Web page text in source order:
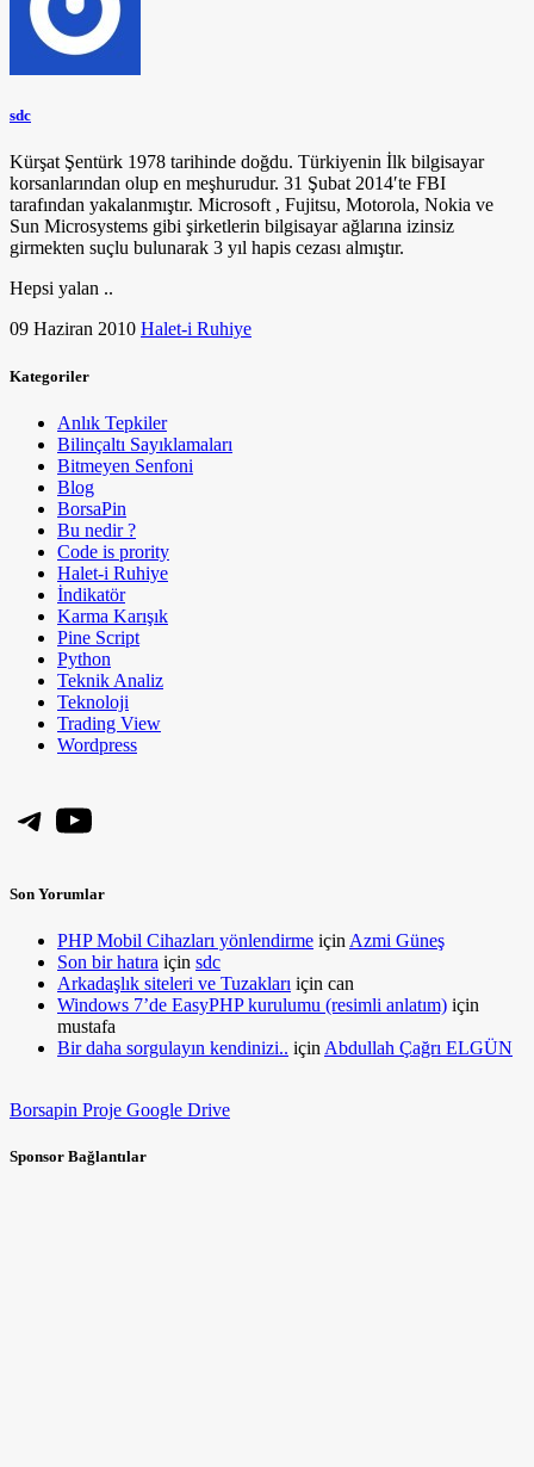
sdc
Kürşat Şentürk 1978 tarihinde doğdu. Türkiyenin İlk bilgisayar
korsanlarından olup en meşhurudur. 31 Şubat 2014′te FBI
tarafından yakalanmıştır. Microsoft , Fujitsu, Motorola, Nokia ve
Sun Microsystems gibi şirketlerin bilgisayar ağlarına izinsiz
girmekten suçlu bulunarak 3 yıl hapis cezası almıştır.
Hepsi yalan ..
09 Haziran 2010 Halet-i Ruhiye
Kategoriler
Anlık Tepkiler
Bilinçaltı Sayıklamaları
Bitmeyen Senfoni
Blog
BorsaPin
Bu nedir ?
Code is prority
Halet-i Ruhiye
İndikatör
Karma Karışık
Pine Script
Python
Teknik Analiz
Teknoloji
Trading View
Wordpress
Telegram
YouTube
Son Yorumlar
PHP Mobil Cihazları yönlendirme için Azmi Güneş
Son bir hatıra için sdc
Arkadaşlık siteleri ve Tuzakları için can
Windows 7’de EasyPHP kurulumu (resimli anlatım) için
mustafa
Bir daha sorgulayın kendinizi.. için Abdullah Çağrı ELGÜN
Borsapin Proje Google Drive
Sponsor Bağlantılar